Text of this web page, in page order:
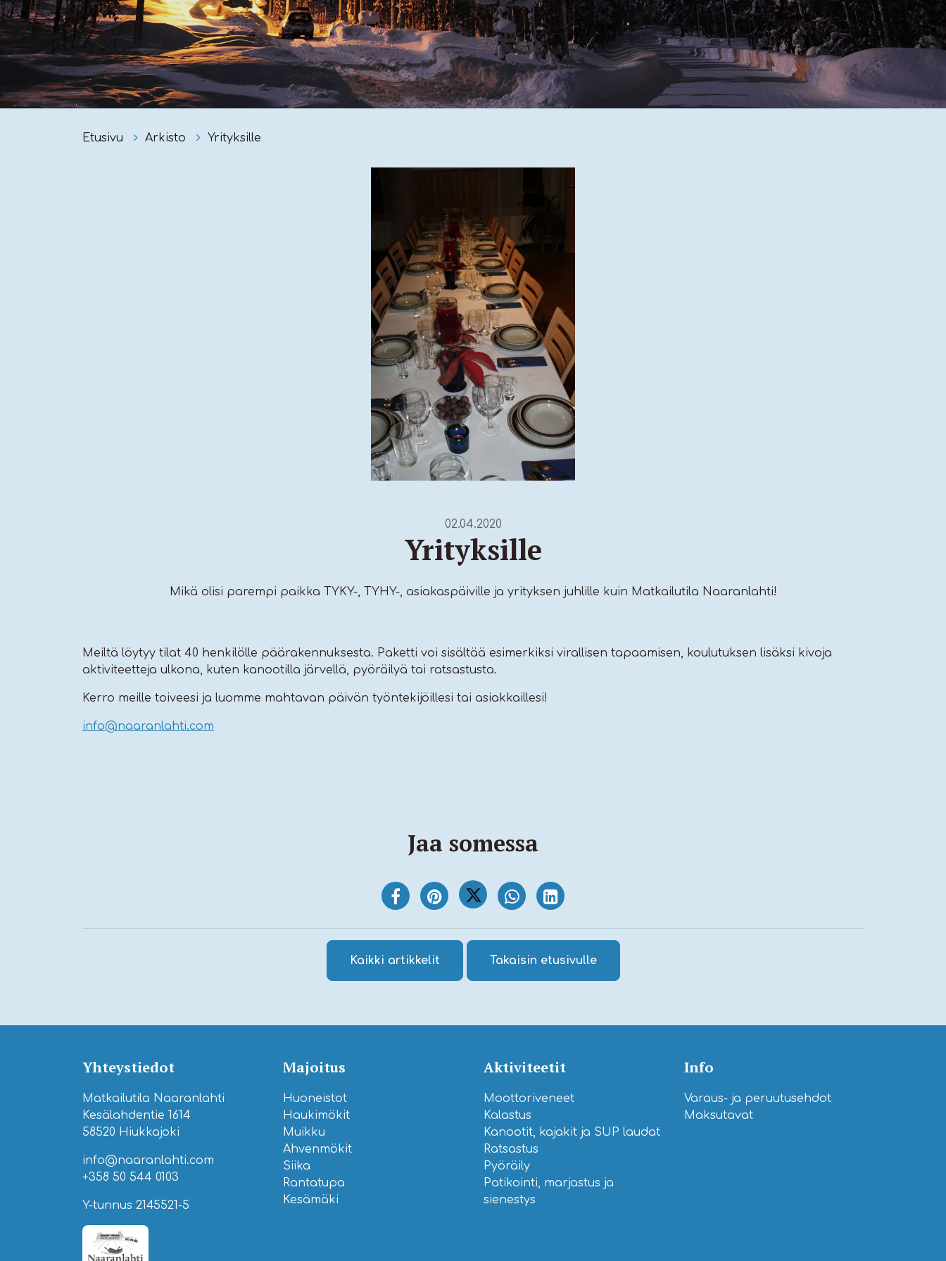
Etusivu Arkisto Yrityksille
02.04.2020
Yrityksille
Mikä olisi parempi paikka TYKY-, TYHY-, asiakaspäiville ja yrityksen juhlille kuin Matkailutila Naaranlahti!
Meiltä löytyy tilat 40 henkilölle päärakennuksesta. Paketti voi sisältää esimerkiksi virallisen tapaamisen, koulutuksen lisäksi kivoja
aktiviteetteja ulkona, kuten kanootilla järvellä, pyöräilyä tai ratsastusta.​
Kerro meille toiveesi ja luomme mahtavan päivän työntekijöillesi tai asiakkaillesi!​
info@naaranlahti.com
Jaa somessa
Kaikki artikkelit Takaisin etusivulle
Yhteystiedot
Matkailutila Naaranlahti
Kesälahdentie 1614
58520 Hiukkajoki
info@naaranlahti.com
+358 50 544 0103
Y-tunnus 2145521-5
Majoitus
Huoneistot
Haukimökit
Muikku
Ahvenmökit
Siika
Rantatupa
Kesämäki
Aktiviteetit
Moottoriveneet
Kalastus
Kanootit, kajakit ja SUP laudat
Ratsastus
Pyöräily
Patikointi, marjastus ja
sienestys
Info
Varaus- ja peruutusehdot
Maksutavat